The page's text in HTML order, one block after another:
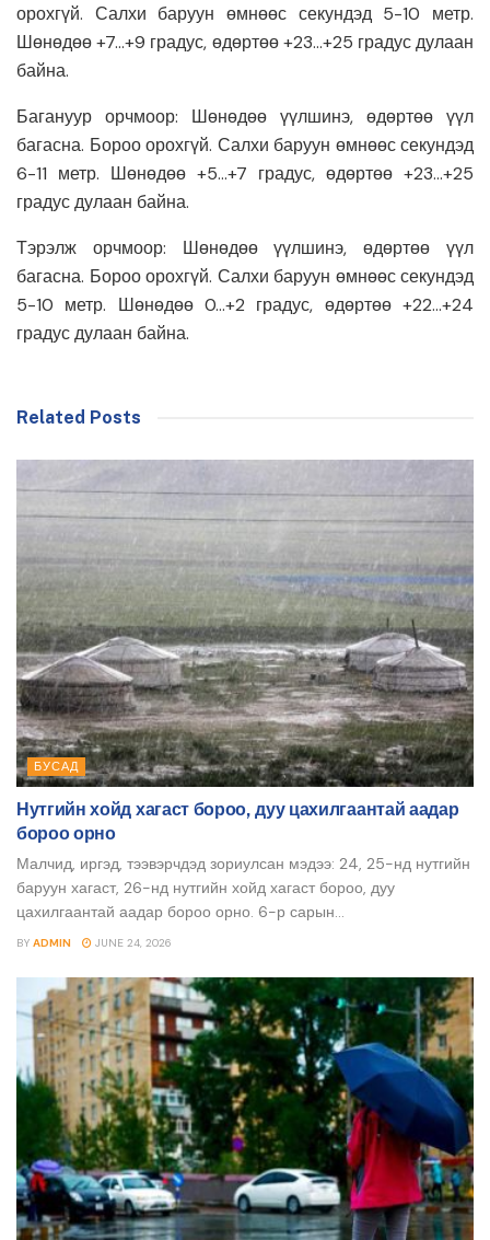
орохгүй. Салхи баруун өмнөөс секундэд 5-10 метр.
Шөнөдөө +7…+9 градус, өдөртөө +23…+25 градус дулаан
байна.
Багануур орчмоор: Шөнөдөө үүлшинэ, өдөртөө үүл
багасна. Бороо орохгүй. Салхи баруун өмнөөс секундэд
6-11 метр. Шөнөдөө +5…+7 градус, өдөртөө +23…+25
градус дулаан байна.
Тэрэлж орчмоор: Шөнөдөө үүлшинэ, өдөртөө үүл
багасна. Бороо орохгүй. Салхи баруун өмнөөс секундэд
5-10 метр. Шөнөдөө 0…+2 градус, өдөртөө +22…+24
градус дулаан байна.
Related Posts
БУСАД
Нутгийн хойд хагаст бороо, дуу цахилгаантай аадар
бороо орно
Малчид, иргэд, тээвэрчдэд зориулсан мэдээ: 24, 25-нд нутгийн
баруун хагаст, 26-нд нутгийн хойд хагаст бороо, дуу
цахилгаантай аадар бороо орно. 6-р сарын...
BY ADMIN JUNE 24, 2026